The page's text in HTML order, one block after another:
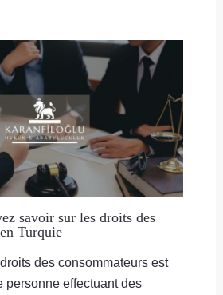
savoir sur les droits des
Turquie
des consommateurs est
personne effectuant des